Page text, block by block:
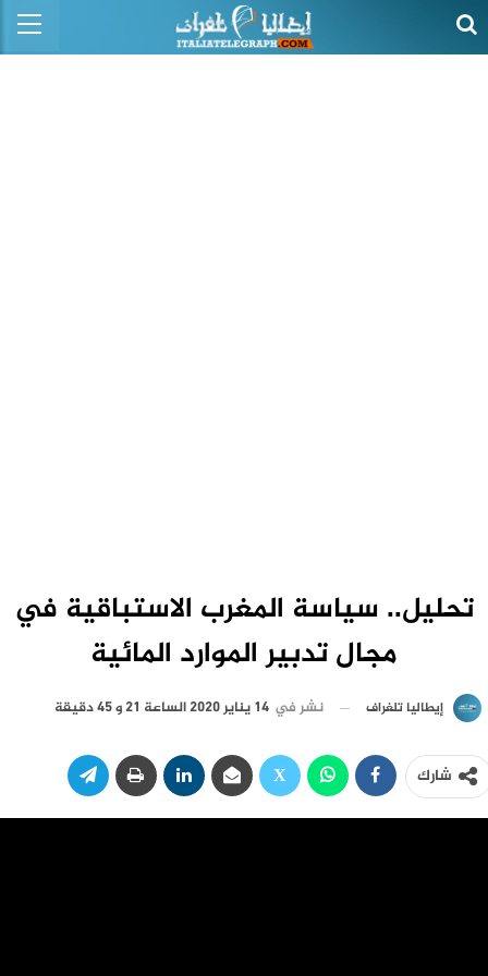
تحليل.. سياسة المغرب الاستباقية في
مجال تدبير الموارد المائية
إيطاليا تلغراف نشر في 14 يناير 2020 الساعة 21 و 45 دقيقة
شارك